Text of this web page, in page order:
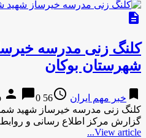
description
کلنگ زنی مدرسه
شهرستان بوکان
bookmark خبر مهم ایران access_time
56 years ago
person chat_bubble0
کلنگ زنی مدرسه خیرساز شهید
گزارش مرکز اطلاع رسانی و
View article...